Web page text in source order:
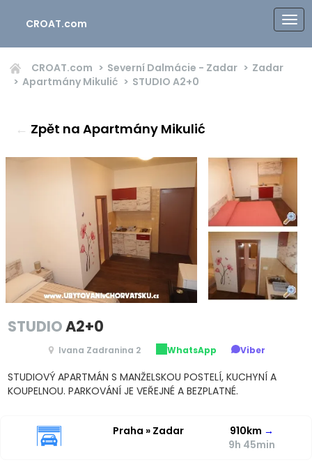
CROAT.com
CROAT.com Severní Dalmácie - Zadar
Zadar
Apartmány Mikulić
STUDIO A2+0
← Zpět na Apartmány Mikulić
STUDIOA2+0
Ivana Zadranina 2 WhatsApp Viber
STUDIOVÝ APARTMÁN S MANŽELSKOU POSTELÍ, KUCHYNÍ A
KOUPELNOU. PARKOVÁNÍ JE VEŘEJNÉ A BEZPLATNÉ.
Praha » Zadar 910km →
9h 45min